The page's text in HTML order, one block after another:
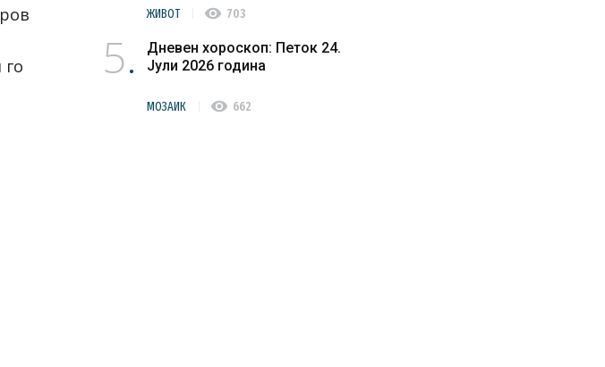
ЖИВОТ visibility 703
5
Дневен хороскоп: Петок 24.
Јули 2026 година
МОЗАИК visibility 662